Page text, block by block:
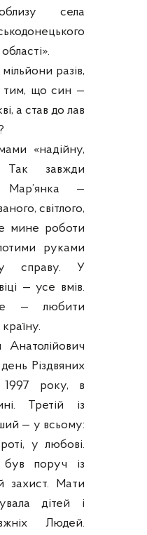
села
разів,
тим, що син —
а став до лав
«надійну,
Так завжди
Мар’янка —
світлого,
мине роботи
руками
справу. У
— усе вмів.
— любити
Анатолійович
Різдвяних
року, в
Третій із
— у всьому:
у любові.
поруч із
захист. Мати
дітей і
Людей.